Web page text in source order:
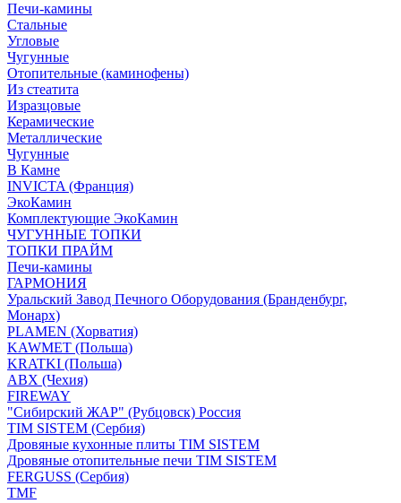
Печи-камины
Стальные
Угловые
Чугунные
Отопительные (каминофены)
Из стеатита
Изразцовые
Керамические
Металлические
Чугунные
В Камне
INVICTA (Франция)
ЭкоКамин
Комплектующие ЭкоКамин
ЧУГУННЫЕ ТОПКИ
ТОПКИ ПРАЙМ
Печи-камины
ГАРМОНИЯ
Уральский Завод Печного Оборудования (Бранденбург,
Монарх)
PLAMEN (Хорватия)
KAWMET (Польша)
KRATKI (Польша)
ABX (Чехия)
FIREWAY
"Сибирский ЖАР" (Рубцовск) Россия
TIM SISTEM (Сербия)
Дровяные кухонные плиты TIM SISTEM
Дровяные отопительные печи TIM SISTEM
FERGUSS (Сербия)
TMF